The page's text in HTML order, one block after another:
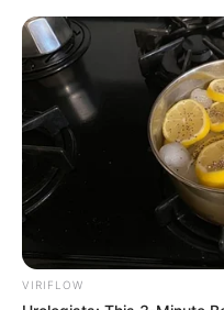
HOME
INSPIRASI
STYLE
FILM &
SERIES
NGAKAK
QUOTES
HYPE
MORE
VIRIFLOW